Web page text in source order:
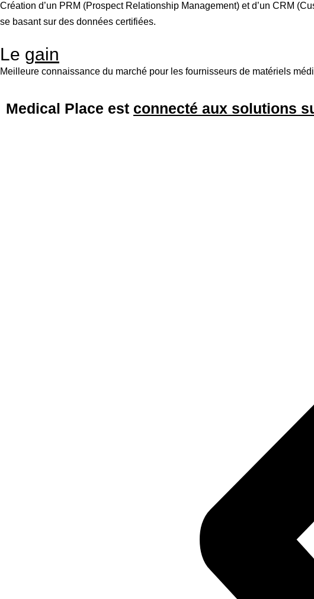
Création d’un PRM (Prospect Relationship Management) et d’un CRM
se basant sur des données certifiées.
Le gain
Meilleure connaissance du marché pour les fournisseurs de matériels
Medical Place est connecté aux solutions